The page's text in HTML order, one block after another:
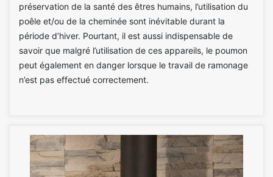
préservation de la santé des êtres humains, l’utilisation du
poêle et/ou de la cheminée sont inévitable durant la
période d’hiver. Pourtant, il est aussi indispensable de
savoir que malgré l’utilisation de ces appareils, le poumon
peut également en danger lorsque le travail de ramonage
n’est pas effectué correctement.